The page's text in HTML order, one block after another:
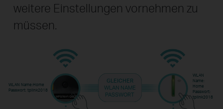
weitere Einstellungen vornehmen zu
müssen.
WLAN Name:Home
Passwort: tplink2018
GLEICHER
WLAN NAME
PASSWORT
WLAN
Name:
Home
Passwort:
tplink2018